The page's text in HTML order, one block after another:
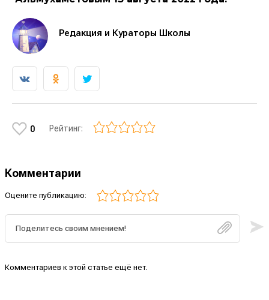
Редакция и Кураторы Школы
0 Рейтинг:
Комментарии
Оцените публикацию:
Комментариев к этой статье ещё нет.